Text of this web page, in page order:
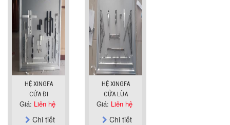
HỆ XINGFA
CỬA ĐI
Giá: Liên hệ
Chi tiết
HỆ XINGFA
CỬA LÙA
Giá: Liên hệ
Chi tiết